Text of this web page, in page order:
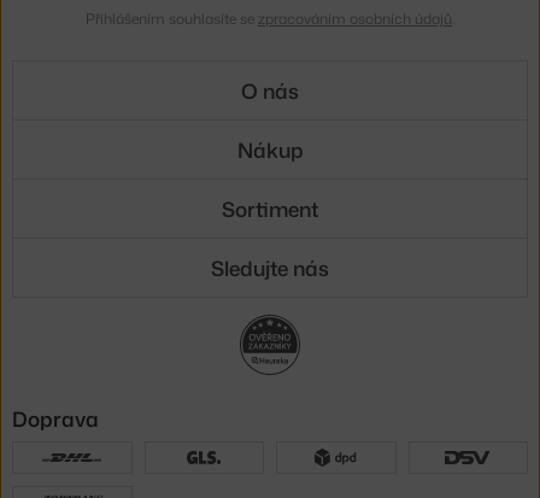
Přihlášením souhlasíte se zpracováním osobních údajů
O nás
Nákup
Sortiment
Sledujte nás
Doprava